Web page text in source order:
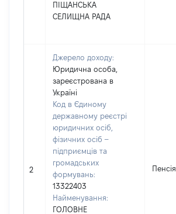
ПІЩАНСЬКА
СЕЛИЩНА РАДА
2
Джерело доходу:
Юридична особа,
зареєстрована в
Україні
Код в Єдиному
державному реєстрі
юридичних осіб,
фізичних осіб –
підприємців та
громадських
формувань:
13322403
Найменування:
ГОЛОВНЕ
Пенсія